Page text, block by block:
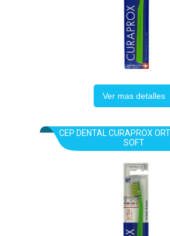
Ver mas detalles
CEP DENTAL CURAPROX
SOFT